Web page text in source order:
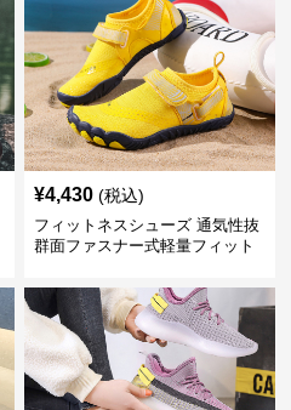
¥4,430 (税込)
フィットネスシューズ 通気性抜
群面ファスナー式軽量フィット